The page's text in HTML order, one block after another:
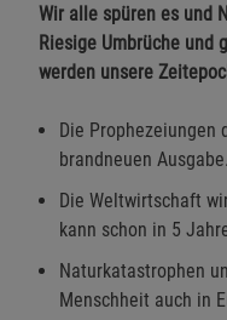
Wir alle spüren es und
Riesige Umbrüche und
werden unsere
Die Prophezeiungen
brandneuen Ausgabe.
Die Weltwirtschaft
kann schon in 5
Naturkatastrophen
Menschheit auch in